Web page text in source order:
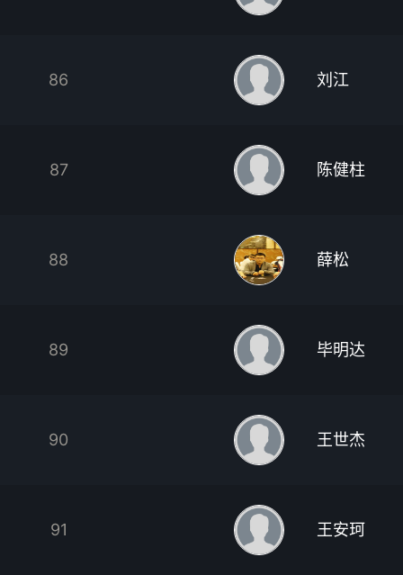
86 刘江
87 陈健柱
88 薛松
89 毕明达
90 王世杰
91 王安珂